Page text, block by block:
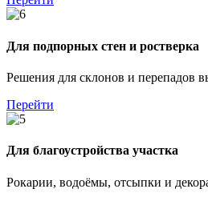
Для подпорных стен и ростверка
Решения для склонов и перепадов
Перейти
Для благоустройства участка
Рокарии, водоёмы, отсыпки и